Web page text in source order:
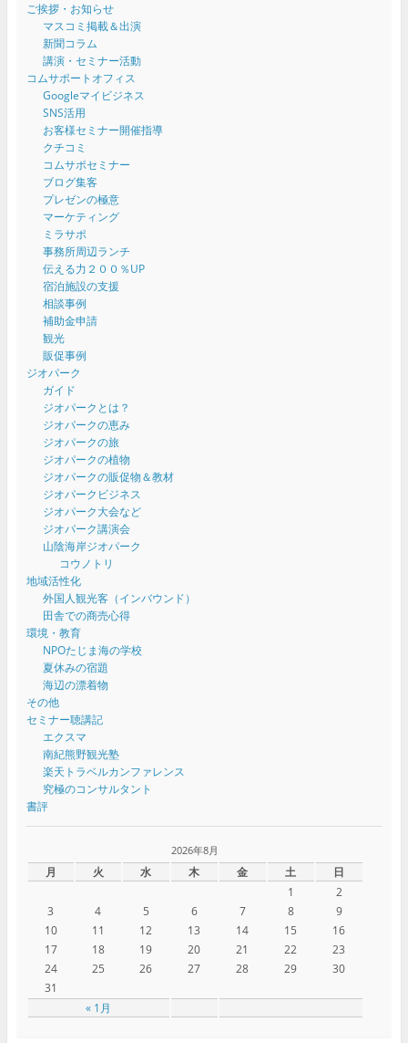
ご挨拶・お知らせ
マスコミ掲載＆出演
新聞コラム
講演・セミナー活動
コムサポートオフィス
Googleマイビジネス
SNS活用
お客様セミナー開催指導
クチコミ
コムサポセミナー
ブログ集客
プレゼンの極意
マーケティング
ミラサポ
事務所周辺ランチ
伝える力２００％UP
宿泊施設の支援
相談事例
補助金申請
観光
販促事例
ジオパーク
ガイド
ジオパークとは？
ジオパークの恵み
ジオパークの旅
ジオパークの植物
ジオパークの販促物＆教材
ジオパークビジネス
ジオパーク大会など
ジオパーク講演会
山陰海岸ジオパーク
コウノトリ
地域活性化
外国人観光客（インバウンド）
田舎での商売心得
環境・教育
NPOたじま海の学校
夏休みの宿題
海辺の漂着物
その他
セミナー聴講記
エクスマ
南紀熊野観光塾
楽天トラベルカンファレンス
究極のコンサルタント
書評
2026年8月
月 火 水 木 金 土 日
« 1月
1
2
3
4 5 6 7 8
9
10
11 12 13 14 15
16
17
18 19 20 21 22
23
24
25 26 27 28 29
30
31